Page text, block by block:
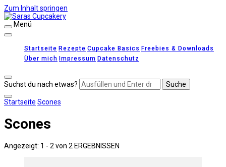
Zum Inhalt springen
Menü
Startseite Rezepte Cupcake Basics Freebies & Downloads
Über mich Impressum Datenschutz
Suchst du nach etwas?
Startseite Scones
Scones
Angezeigt: 1 - 2 von 2 ERGEBNISSEN